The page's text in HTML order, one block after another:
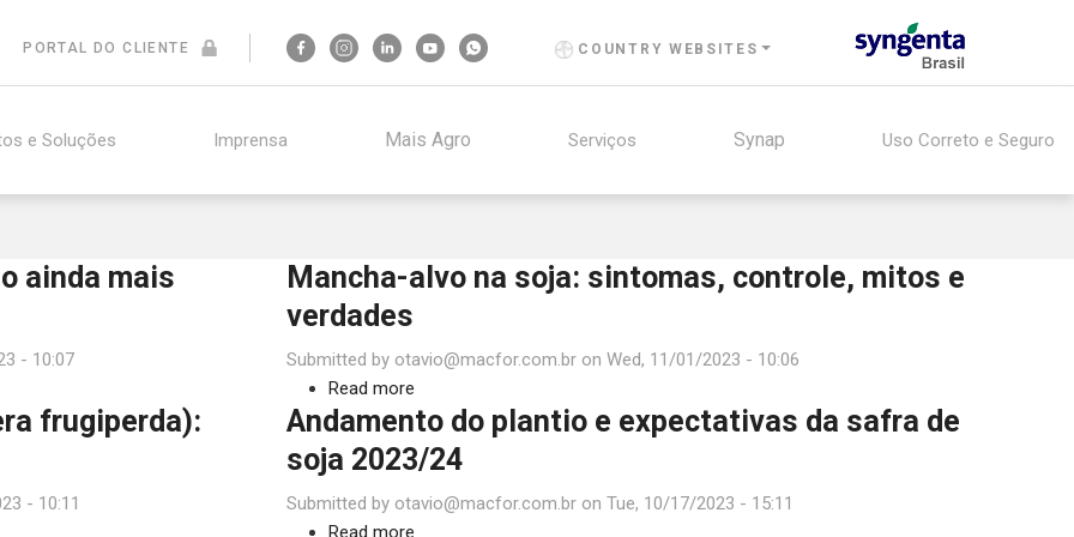
PORTAL DO CLIENTE COUNTRY WEBSITES
e Soluções Imprensa Mais Agro Serviços Synap Uso Correto e Seguro
ainda mais
- 10:07
Mancha-alvo na soja: sintomas, controle, mitos e
verdades
Submitted by otavio@macfor.com.br on Wed, 11/01/2023 - 10:06
Read more
Mancha-
alvo
na
soja:
frugiperda):
- 10:11
Andamento do plantio e expectativas da safra de
soja 2023/24
Submitted by otavio@macfor.com.br on Tue, 10/17/2023 - 15:11
Read more